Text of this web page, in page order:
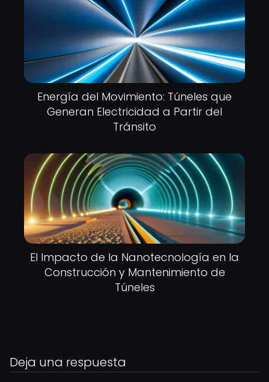
Energía del Movimiento: Túneles que
Generan Electricidad a Partir del
Tránsito
El Impacto de la Nanotecnología en la
Construcción y Mantenimiento de
Túneles
Deja una respuesta